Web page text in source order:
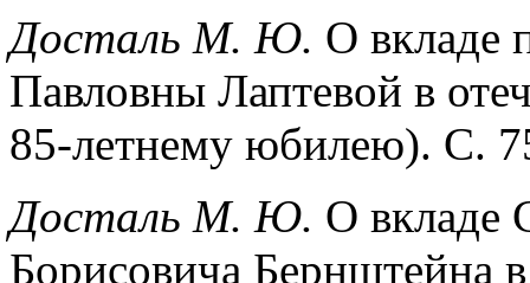
Досталь М. Ю. О вкладе
Павловны Лаптевой в
85-летнему юбилею). С.
Досталь М. Ю. О вкладе
Борисовича Бернштейна